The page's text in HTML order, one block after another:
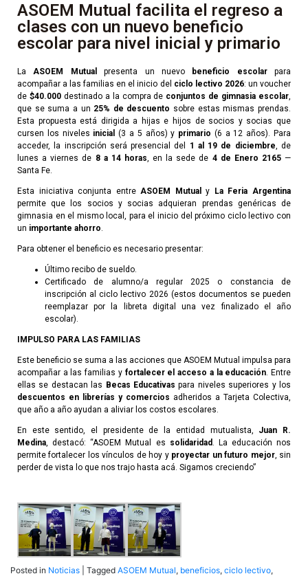
ASOEM Mutual facilita el regreso a
clases con un nuevo beneficio
escolar para nivel inicial y primario
LaASOEM Mutual presenta un nuevo beneficio escolarpara
acompañar a las familias en el inicio del ciclo lectivo 2026: un voucher
de $40.000destinado a la compra de conjuntos de gimnasia escolar,
que se suma a un 25% de descuento sobre estas mismas prendas.
Esta propuesta está dirigida a hijas e hijos de socios y socias que
cursen los niveles inicial (3 a 5 años) y primario (6 a 12 años). Para
acceder, la inscripción será presencial del 1 al 19 de diciembre, de
lunes a viernes de 8 a 14 horas, en la sede de 4 de Enero 2165—
Santa Fe.
Esta iniciativa conjunta entreASOEM Mutual y
La Feria Argentina
permite que los socios y socias adquieran prendas genéricas de
gimnasia en el mismo local, para el inicio del próximo ciclo lectivo con
un importante ahorro.
Para obtener el beneficio es necesario presentar:
Último recibo de sueldo.
Certificado de alumno/a regular 2025 o constancia de
inscripción al ciclo lectivo 2026 (estos documentos se pueden
reemplazar por la libreta digital una vez finalizado el año
escolar).
IMPULSO PARA LAS FAMILIAS
Este beneficio se suma a las acciones que ASOEM Mutual impulsa para
acompañar a las familias y fortalecer el acceso a la educación. Entre
ellas se destacan las Becas Educativas para niveles superiores y los
descuentos en librerías y comercios adheridos a Tarjeta Colectiva,
que año a año ayudan a aliviar los costos escolares.
En este sentido, el presidente de la entidad mutualista, Juan R.
Medina, destacó: “ASOEM Mutual es solidaridad . La educación nos
permite fortalecer los vínculos de hoy y proyectar un futuro mejor, sin
perder de vista lo que nos trajo hasta acá. Sigamos creciendo”
Posted in Noticias Tagged ASOEM Mutual, beneficios, ciclo lectivo,